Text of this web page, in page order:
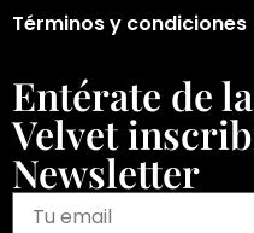
Términos y condiciones
Entérate de
Velvet
Newsletter